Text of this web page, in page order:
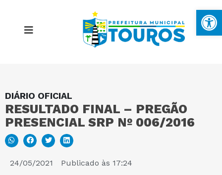
DIÁRIO OFICIAL
RESULTADO FINAL – PREGÃO
PRESENCIAL SRP Nº 006/2016
24/05/2021 Publicado às 17:24
MAPA DO SITE
PORTAL DA TRANSPARÊNCIA
E-SIC